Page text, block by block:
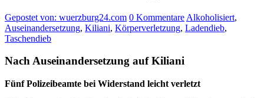
Gepostet von: wuerzburg24.com 0 Kommentare Alkoholisiert,
Auseinandersetzung, Kiliani, Körperverletzung, Ladendieb,
Taschendieb
Nach Auseinandersetzung auf Kiliani
Fünf Polizeibeamte bei Widerstand leicht verletzt